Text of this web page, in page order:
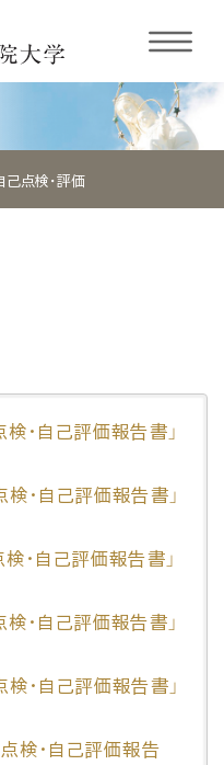
己点検・評価
・自己評価報告書」
・自己評価報告書」
・自己評価報告書」
・自己評価報告書」
・自己評価報告書」
・自己評価報告